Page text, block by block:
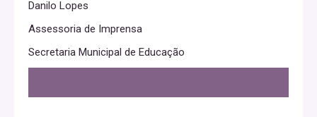
Danilo Lopes
Assessoria de Imprensa
Secretaria Municipal de Educação